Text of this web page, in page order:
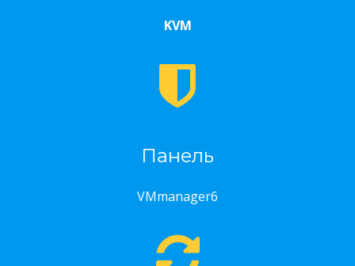
KVM
Панель
VMmanager6